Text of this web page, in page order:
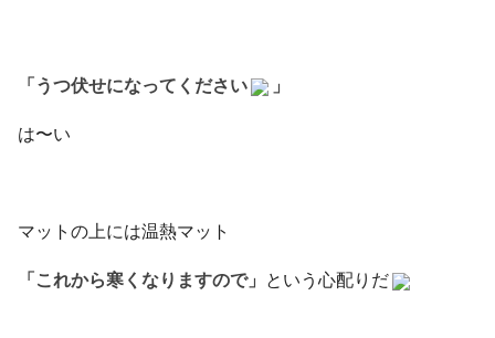
「うつ伏せになってください 」
は〜い
マットの上には温熱マット
「これから寒くなりますので」 という心配りだ